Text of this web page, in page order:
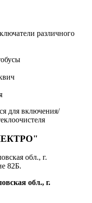
различного
для включения/
обл., г.
82Б.
обл., г.